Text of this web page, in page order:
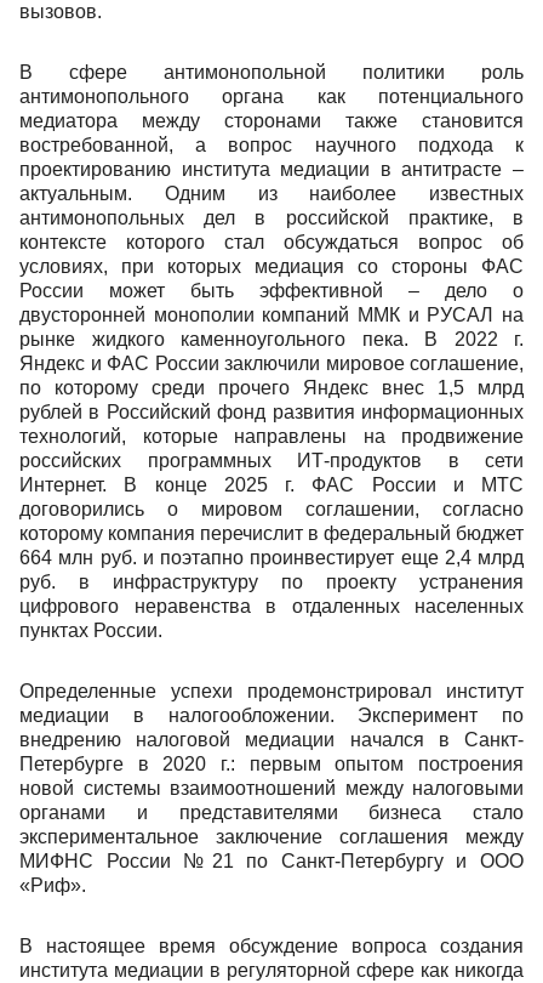
вызовов.
В сфере антимонопольной политики роль
антимонопольного органа как потенциального
медиатора между сторонами также становится
востребованной, а вопрос научного подхода к
проектированию института медиации в антитрасте –
актуальным. Одним из наиболее известных
антимонопольных дел в российской практике, в
контексте которого стал обсуждаться вопрос об
условиях, при которых медиация со стороны ФАС
России может быть эффективной – дело о
двусторонней монополии компаний ММК и РУСАЛ на
рынке жидкого каменноугольного пека. В 2022 г.
Яндекс и ФАС России заключили мировое соглашение,
по которому среди прочего Яндекс внес 1,5 млрд
рублей в Российский фонд развития информационных
технологий, которые направлены на продвижение
российских программных ИТ-продуктов в сети
Интернет. В конце 2025 г. ФАС России и МТС
договорились о мировом соглашении, согласно
которому компания перечислит в федеральный бюджет
664 млн руб. и поэтапно проинвестирует еще 2,4 млрд
руб. в инфраструктуру по проекту устранения
цифрового неравенства в отдаленных населенных
пунктах России.
Определенные успехи продемонстрировал институт
медиации в налогообложении. Эксперимент по
внедрению налоговой медиации начался в Санкт-
Петербурге в 2020 г.: первым опытом построения
новой системы взаимоотношений между налоговыми
органами и представителями бизнеса стало
экспериментальное заключение соглашения между
МИФНС России №21 по Санкт-Петербургу и ООО
«Риф».
В настоящее время обсуждение вопроса создания
института медиации в регуляторной сфере как никогда